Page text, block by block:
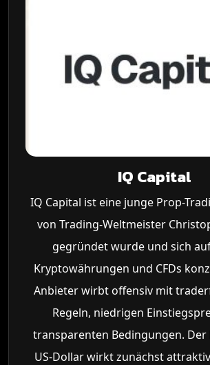
IQ Capital
IQ Capital ist eine junge Prop-
von Trading-Weltmeister
gegründet wurde und sich
Kryptowährungen und CFDs
Anbieter wirbt offensiv mit
Regeln, niedrigen
transparenten Bedingungen. Der
US-Dollar wirkt zunächst